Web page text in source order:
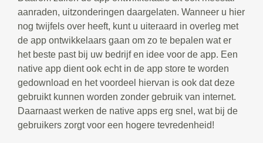
aanraden, uitzonderingen daargelaten. Wanneer u hier
nog twijfels over heeft, kunt u uiteraard in overleg met
de app ontwikkelaars gaan om zo te bepalen wat er
het beste past bij uw bedrijf en idee voor de app. Een
native app dient ook echt in de app store te worden
gedownload en het voordeel hiervan is ook dat deze
gebruikt kunnen worden zonder gebruik van internet.
Daarnaast werken de native apps erg snel, wat bij de
gebruikers zorgt voor een hogere tevredenheid!